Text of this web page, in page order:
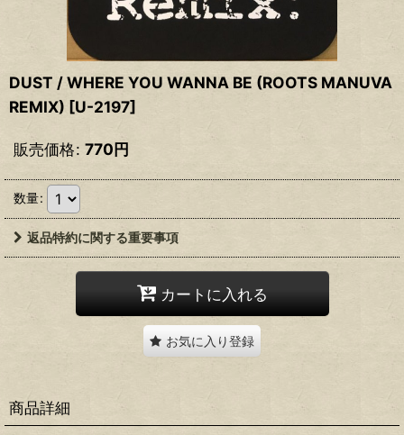
DUST / WHERE YOU WANNA BE (ROOTS MANUVA
REMIX) [U-2197]
販売価格: 770円
数量:
返品特約に関する重要事項
カートに入れる
お気に入り登録
商品詳細